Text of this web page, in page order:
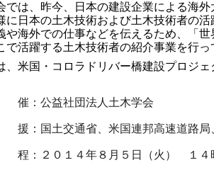
では、昨今、日本の建設企業による海
に日本の土木技術および土木技術者の
や海外での仕事などを伝えるため、「
で活躍する土木技術者の紹介事業を行っ
、米国・コロラドリバー橋建設プロジェ
催：公益社団法人土木学会
援：国土交通省、米国連邦高速道路局
程：２０１４年８月５日（火） １４